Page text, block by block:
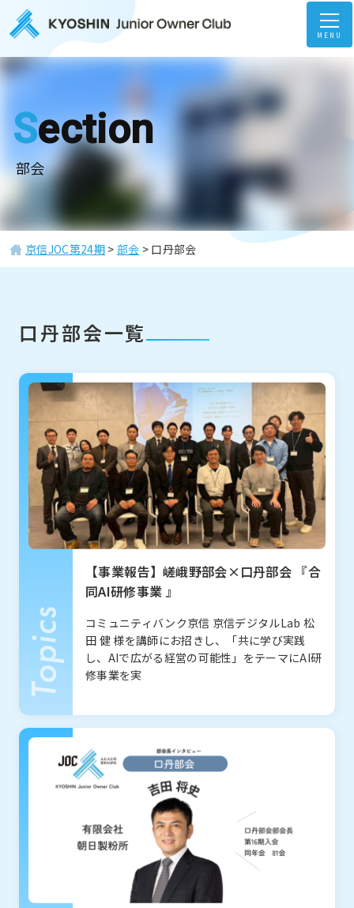
MENU
お知らせ What’s new
私たちについて About
JOCとは
沿革
JOC発足の想い
第24期事業計画
Report
Section
部会
京信JOC第24期> 部会 > 口丹部会
口丹部会一覧
【事業報告】嵯峨野部会×口丹部会 『合
同AI研修事業 』
コミュニティバンク京信 京信デジタルLab 松
田 健 様を講師にお招きし、「共に学び実践
し、AIで広がる経営の可能性」をテーマにAI研
修事業を実